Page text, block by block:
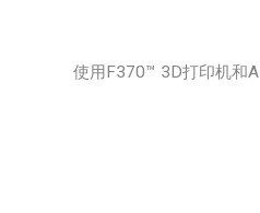
使用F370™ 3D打印机和